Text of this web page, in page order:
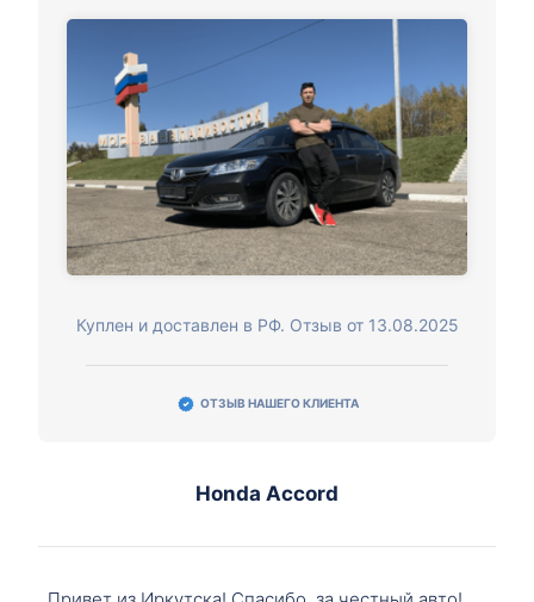
Куплен и доставлен в РФ. Отзыв от 13.08.2025
ОТЗЫВ НАШЕГО КЛИЕНТА
Honda Accord